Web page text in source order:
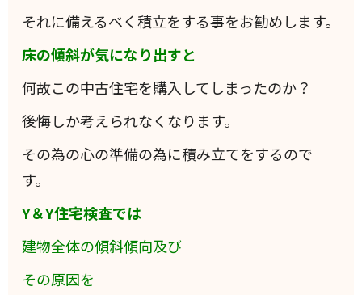
それに備えるべく積立をする事をお勧めします。
床の傾斜が気になり出すと
何故この中古住宅を購入してしまったのか？
後悔しか考えられなくなります。
その為の心の準備の為に積み立てをするので
す。
Y＆Y住宅検査では
建物全体の傾斜傾向及び
その原因を